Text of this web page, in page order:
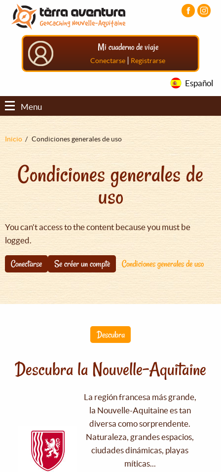
Pasar
contenido
principal
Pasar
menú
principal
Pasar
principal
Mi cuaderno de viaje
Conectarse | Registrarse
Español
Menu
Sobrescribir
ayuda
navegación
Inicio Condiciones generales de uso
Condiciones generales de
uso
You can't access to the content because you must be
logged.
Conectarse Se créer un compte Condiciones generales de uso
Descubra
Descubra la Nouvelle-Aquitaine
La región francesa más grande,
la Nouvelle-Aquitaine es tan
diversa como sorprendente.
Naturaleza, grandes espacios,
ciudades dinámicas, playas
míticas...